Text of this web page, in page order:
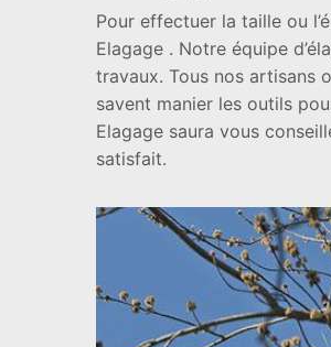
Pour effectuer la taille ou
Elagage . Notre équipe
travaux. Tous nos artisans
savent manier les outils
Elagage saura vous
satisfait.